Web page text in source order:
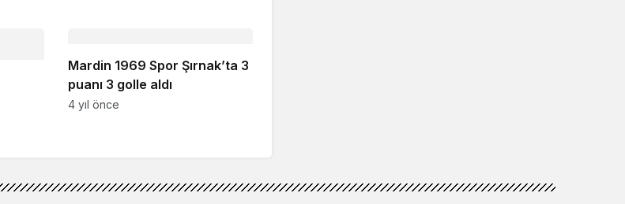
Mardin 1969 Spor Şırnak’ta 3
puanı 3 golle aldı
4 yıl önce